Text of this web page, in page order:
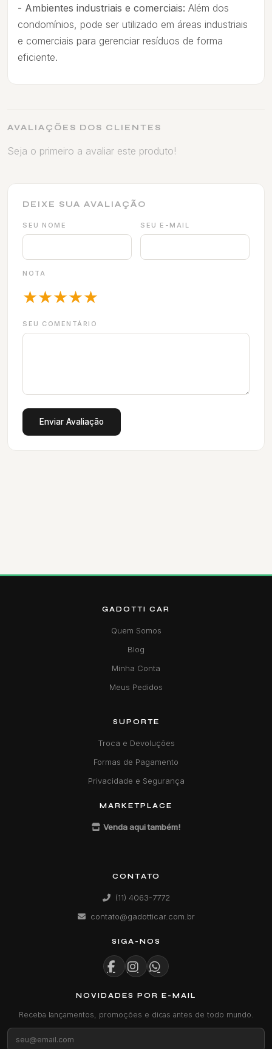
- Ambientes industriais e comerciais: Além dos
condomínios, pode ser utilizado em áreas industriais
e comerciais para gerenciar resíduos de forma
eficiente.
AVALIAÇÕES DOS CLIENTES
Seja o primeiro a avaliar este produto!
DEIXE SUA AVALIAÇÃO
SEU NOME SEU E-MAIL
NOTA
★★★★★
SEU COMENTÁRIO
Enviar Avaliação
GADOTTI CAR
Quem Somos
Blog
Minha Conta
Meus Pedidos
SUPORTE
Troca e Devoluções
Formas de Pagamento
Privacidade e Segurança
MARKETPLACE
Venda aqui também!
CONTATO
(11) 4063-7772
contato@gadotticar.com.br
SIGA-NOS
NOVIDADES POR E-MAIL
Receba lançamentos, promoções e dicas antes de todo mundo.